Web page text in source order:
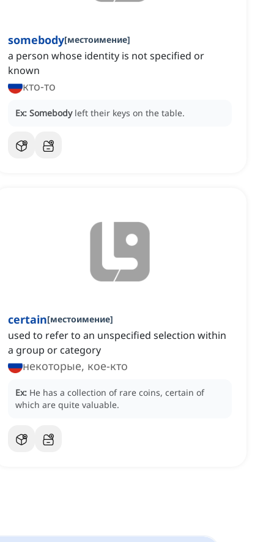
somebody[местоимение]
a person whose identity is not specified or
known
кто-то
Ex: Somebody left their keys on the table.
certain[местоимение]
used to refer to an unspecified selection within
a group or category
некоторые, кое-кто
Ex: He has a collection of rare coins, certain of
which are quite valuable.